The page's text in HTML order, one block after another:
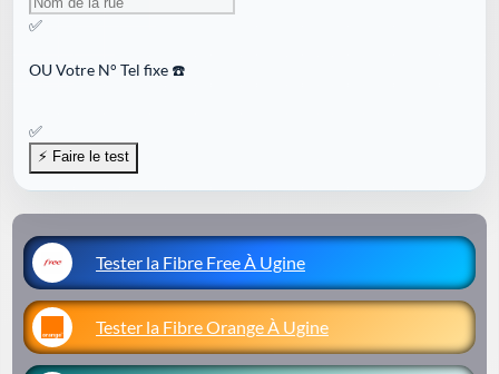
✅
OUVotre N° Tel fixe ☎️
✅
Tester la Fibre Free À Ugine
Tester la Fibre Orange À Ugine